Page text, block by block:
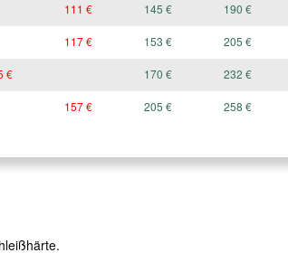
111 € 145 € 190 €
117 € 153 € 205 €
€ 170 € 232 €
157 € 205 € 258 €